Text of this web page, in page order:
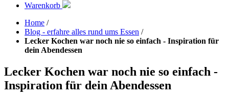
Warenkorb
Home /
Blog - erfahre alles rund ums Essen /
Lecker Kochen war noch nie so einfach - Inspiration für
dein Abendessen
Lecker Kochen war noch nie so einfach -
Inspiration für dein Abendessen